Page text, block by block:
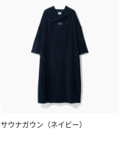
サウナガウン（ネイビー）